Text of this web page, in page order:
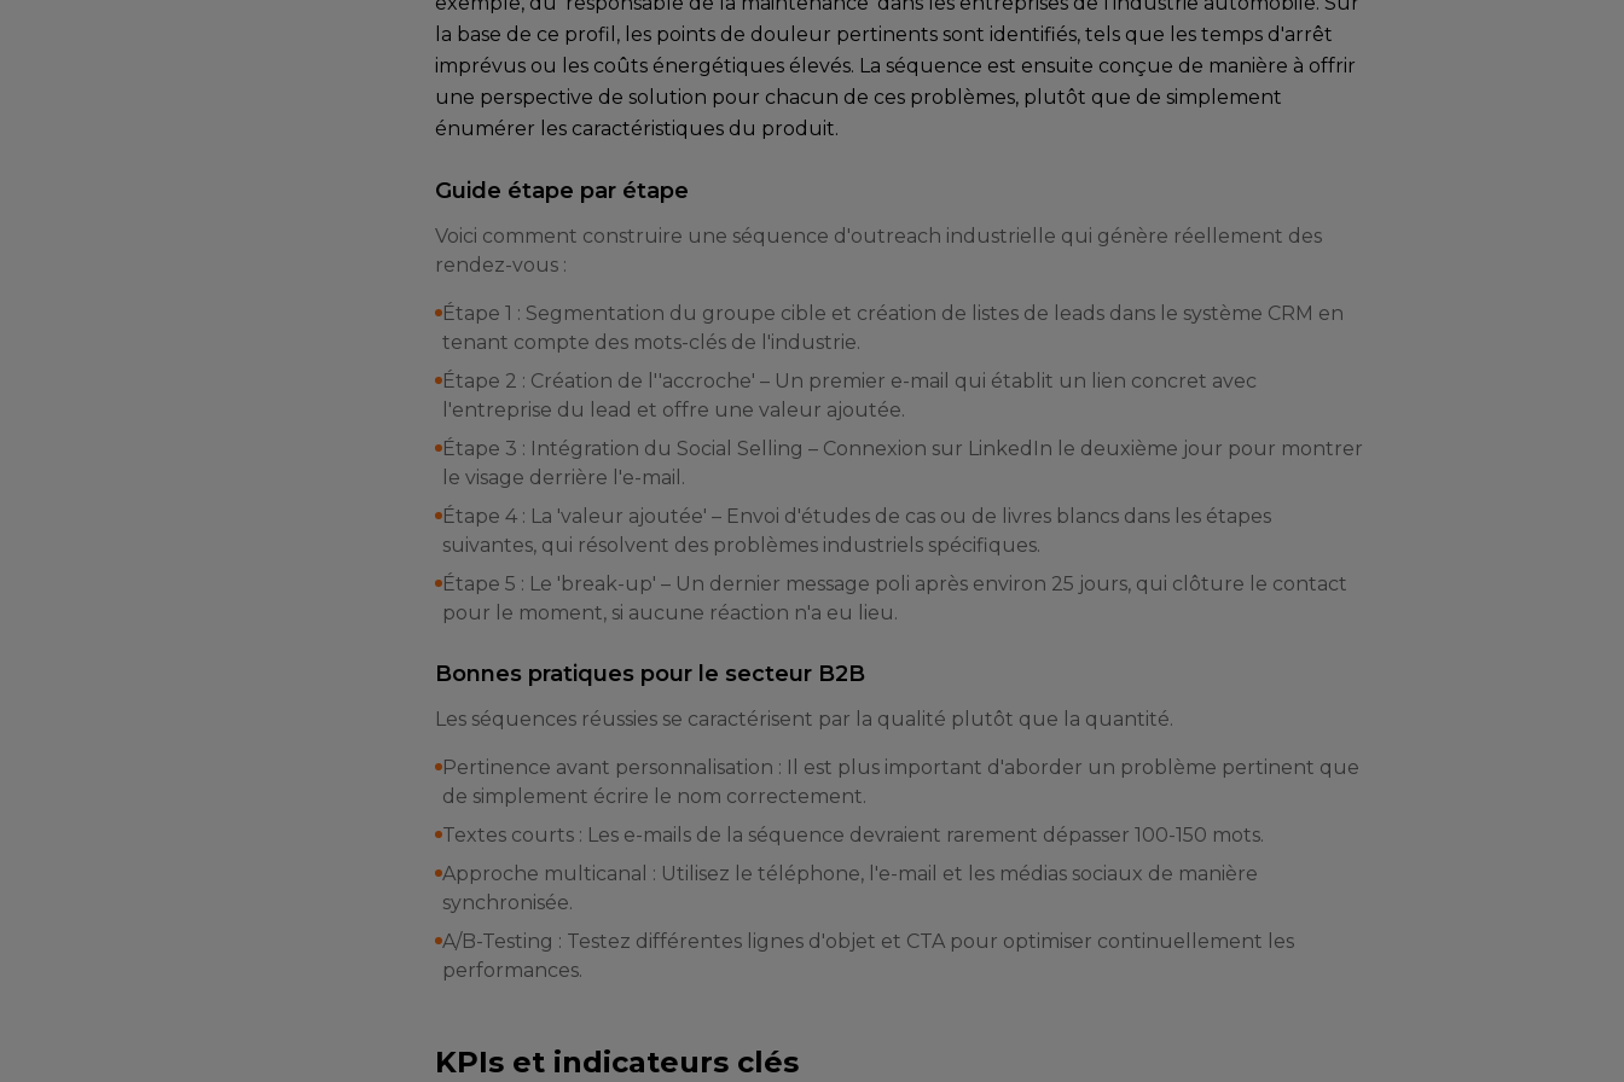
la base de ce profil, les points de douleur pertinents sont identifiés, tels que les temps d'arrêt
imprévus ou les coûts énergétiques élevés. La séquence est ensuite conçue de manière à offrir
une perspective de solution pour chacun de ces problèmes, plutôt que de simplement
énumérer les caractéristiques du produit.
Guide étape par étape
Voici comment construire une séquence d'outreach industrielle qui génère réellement des
rendez-vous :
Étape 1 : Segmentation du groupe cible et création de listes de leads dans le système CRM en
tenant compte des mots-clés de l'industrie.
Étape 2 : Création de l''accroche' – Un premier e-mail qui établit un lien concret avec
l'entreprise du lead et offre une valeur ajoutée.
Étape 3 : Intégration du Social Selling – Connexion sur LinkedIn le deuxième jour pour montrer
le visage derrière l'e-mail.
Étape 4 : La 'valeur ajoutée' – Envoi d'études de cas ou de livres blancs dans les étapes
suivantes, qui résolvent des problèmes industriels spécifiques.
Étape 5 : Le 'break-up' – Un dernier message poli après environ 25 jours, qui clôture le contact
pour le moment, si aucune réaction n'a eu lieu.
Bonnes pratiques pour le secteur B2B
Les séquences réussies se caractérisent par la qualité plutôt que la quantité.
Pertinence avant personnalisation : Il est plus important d'aborder un problème pertinent que
de simplement écrire le nom correctement.
Textes courts : Les e-mails de la séquence devraient rarement dépasser 100-150 mots.
Approche multicanal : Utilisez le téléphone, l'e-mail et les médias sociaux de manière
synchronisée.
A/B-Testing : Testez différentes lignes d'objet et CTA pour optimiser continuellement les
performances.
KPIs et indicateurs clés